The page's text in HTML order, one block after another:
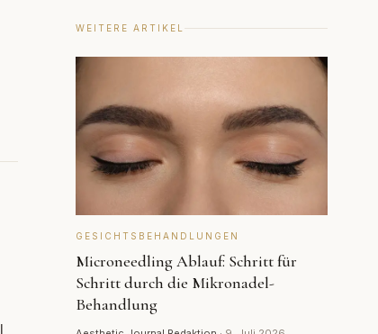
WEITERE ARTIKEL
GESICHTSBEHANDLUNGEN
Microneedling Ablauf: Schritt für
Schritt durch die Mikronadel-
Behandlung